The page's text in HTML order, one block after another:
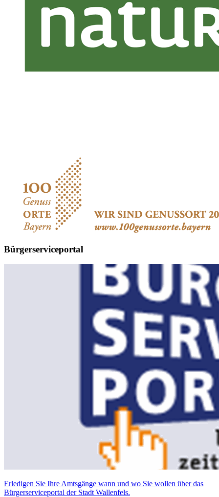
Bürgerserviceportal
Erledigen Sie Ihre Amtsgänge wann und wo Sie wollen über das
Bürgerserviceportal der Stadt Wallenfels.